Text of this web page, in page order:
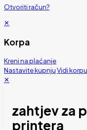
Otvoriti račun?
✕
Korpa
Kreni na plaćanje
Nastavite kupnjuVidi korpu
✕
zahtjev za
printera